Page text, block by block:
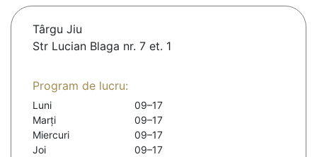
Târgu Jiu
Str Lucian Blaga nr. 7 et. 1
Program de lucru:
Luni
09–17
Marți
09–17
Miercuri
09–17
Joi
09–17